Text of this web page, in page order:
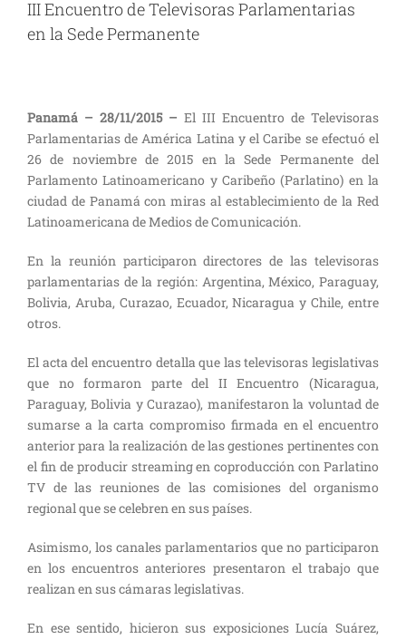
III Encuentro de Televisoras Parlamentarias
en la Sede Permanente
Panamá – 28/11/2015 – El III Encuentro de Televisoras
Parlamentarias de América Latina y el Caribe se efectuó el
26 de noviembre de 2015 en la Sede Permanente del
Parlamento Latinoamericano y Caribeño (Parlatino) en la
ciudad de Panamá con miras al establecimiento de la Red
Latinoamericana de Medios de Comunicación.
En la reunión participaron directores de las televisoras
parlamentarias de la región: Argentina, México, Paraguay,
Bolivia, Aruba, Curazao, Ecuador, Nicaragua y Chile, entre
otros.
El acta del encuentro detalla que las televisoras legislativas
que no formaron parte del II Encuentro (Nicaragua,
Paraguay, Bolivia y Curazao), manifestaron la voluntad de
sumarse a la carta compromiso firmada en el encuentro
anterior para la realización de las gestiones pertinentes con
el fin de producir streaming en coproducción con Parlatino
TV de las reuniones de las comisiones del organismo
regional que se celebren en sus países.
Asimismo, los canales parlamentarios que no participaron
en los encuentros anteriores presentaron el trabajo que
realizan en sus cámaras legislativas.
En ese sentido, hicieron sus exposiciones Lucía Suárez,